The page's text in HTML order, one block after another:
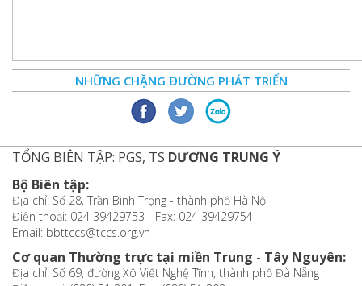
NHỮNG CHẶNG ĐƯỜNG PHÁT TRIỂN
TỔNG BIÊN TẬP: PGS, TS DƯƠNG TRUNG Ý
Bộ Biên tập:
Địa chỉ: Số 28, Trần Bình Trọng - thành phố Hà Nội
Điện thoại: 024 39429753 - Fax: 024 39429754
Email: bbttccs@tccs.org.vn
Cơ quan Thường trực tại miền Trung - Tây Nguyên:
Địa chỉ: Số 69, đường Xô Viết Nghệ Tĩnh, thành phố Đà Nẵng